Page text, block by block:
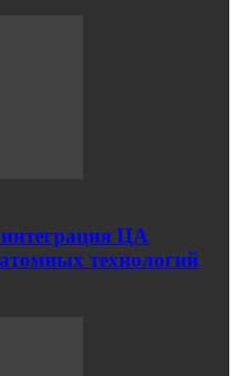
интеграция ЦА
технологий